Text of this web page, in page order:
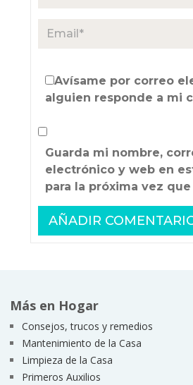
Avísame por correo
alguien responde a mi
Guarda mi nombre,
electrónico y web en
para la próxima vez
Más en Hogar
Consejos, trucos y remedios
Mantenimiento de la Casa
Limpieza de la Casa
Primeros Auxilios